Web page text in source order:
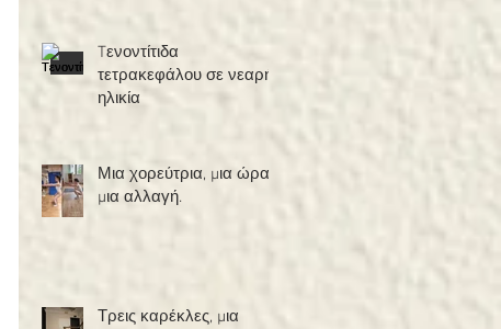
Tενοντίτιδα
τετρακεφάλου σε νεαρή
ηλικία
Μια χορεύτρια, μια ώρα,
μια αλλαγή.
Τρεις καρέκλες, μια